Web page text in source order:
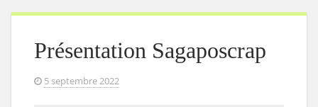
Présentation Sagaposcrap
5 septembre 2022